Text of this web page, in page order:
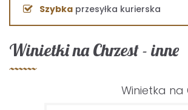
Winietki na Chrzest - inne
Winietka na
Szybka przesyłka kurierska